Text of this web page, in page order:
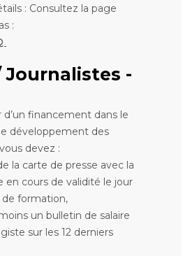
: Consultez la page
:
Journalistes -
financement dans le
développement des
devez :
la carte de presse avec la
en cours de validité le jour
formation,
un bulletin de salaire
sur les 12 derniers